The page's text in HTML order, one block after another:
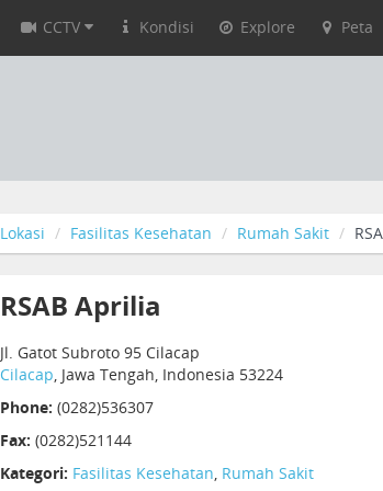
CCTV Kondisi Explore Peta
Lokasi Fasilitas Kesehatan Rumah Sakit
RSAB Aprilia
Jl. Gatot Subroto 95 Cilacap
Cilacap, Jawa Tengah, Indonesia 53224
Phone: (0282)536307
Fax: (0282)521144
Kategori: Fasilitas Kesehatan, Rumah Sakit